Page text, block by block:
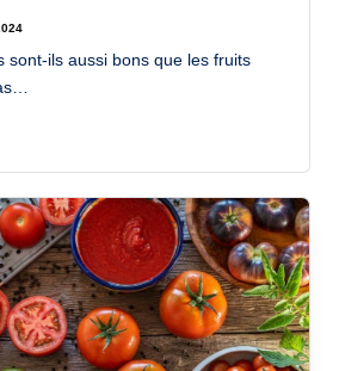
sont-ils aussi bons que les fruits